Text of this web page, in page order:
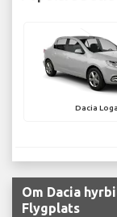
Dacia
Om Dacia
Flygplats